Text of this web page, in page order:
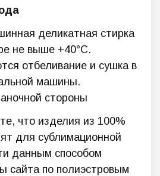
деликатная стирка
не выше +40°C.
отбеливание и сушка в
машины.
стороны
что изделия из 100%
для сублимационной
данным способом
сайта по полиэстровым